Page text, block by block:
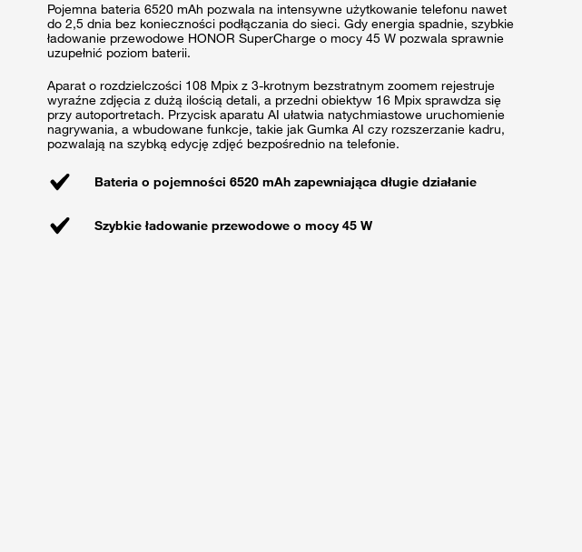
Pojemna bateria 6520 mAh pozwala na intensywne użytkowanie telefonu nawet
do 2,5 dnia bez konieczności podłączania do sieci. Gdy energia spadnie, szybkie
ładowanie przewodowe HONOR SuperCharge o mocy 45 W pozwala sprawnie
uzupełnić poziom baterii.
Aparat o rozdzielczości 108 Mpix z 3-krotnym bezstratnym zoomem rejestruje
wyraźne zdjęcia z dużą ilością detali, a przedni obiektyw 16 Mpix sprawdza się
przy autoportretach. Przycisk aparatu AI ułatwia natychmiastowe uruchomienie
nagrywania, a wbudowane funkcje, takie jak Gumka AI czy rozszerzanie kadru,
pozwalają na szybką edycję zdjęć bezpośrednio na telefonie.
Bateria o pojemności 6520 mAh zapewniająca długie działanie
Szybkie ładowanie przewodowe o mocy 45 W